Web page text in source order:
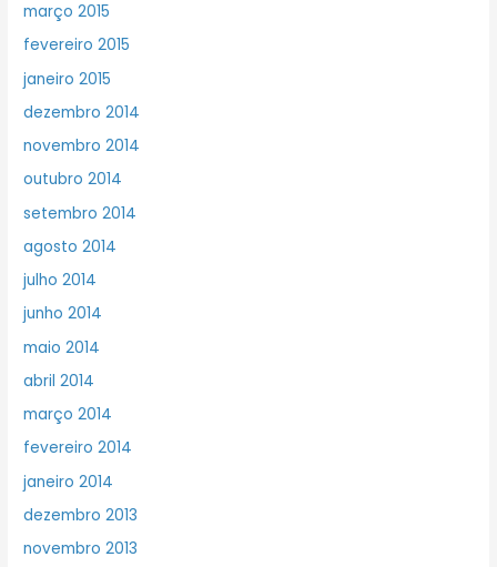
março 2015
fevereiro 2015
janeiro 2015
dezembro 2014
novembro 2014
outubro 2014
setembro 2014
agosto 2014
julho 2014
junho 2014
maio 2014
abril 2014
março 2014
fevereiro 2014
janeiro 2014
dezembro 2013
novembro 2013